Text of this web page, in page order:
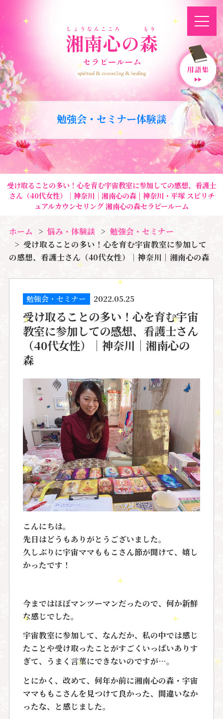
勉強会・セミナー体験談
受け取ることの多い！心を育む宇宙教室に参加しての感想、看護士
さん（40代女性）｜神奈川｜湘南心の森 | 神奈川・平塚 スピリチ
ュアルカウンセリング 湘南心の森セラピールーム
ホーム 悩み・体験談
勉強会・セミナー
受け取ることの多い！心を育む宇宙教室に参加して
の感想、看護士さん（40代女性）｜神奈川｜湘南心の森
勉強会・セミナー 2022.05.25
受け取ることの多い！心を育む宇宙
教室に参加しての感想、看護士さん
（40代女性）｜神奈川｜湘南心の
森
こんにちは。
先日はどうもありがとうございました。
久しぶりに宇宙ママももこさん節が聞けて、嬉し
かったです！
今まではほぼマンツーマンだったので、何か新鮮
な感じでした。
宇宙教室に参加して、なんだか、私の中では感じ
たことや受け取ったことがすごくいっぱいありす
ぎて、うまく言葉にできないのですが…。
とにかく、改めて、何年か前に湘南心の森・宇宙
ママももこさんを見つけて良かった、間違いなか
ったな、と感じました。